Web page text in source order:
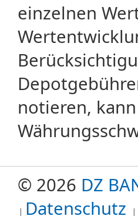
einzelnen
notieren,
© 2026 DZ
Datenschutz